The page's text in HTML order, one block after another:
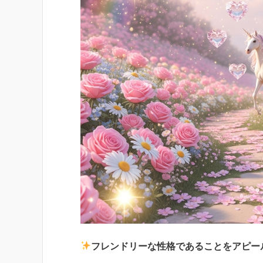
フレンドリーな性格であることをアピー